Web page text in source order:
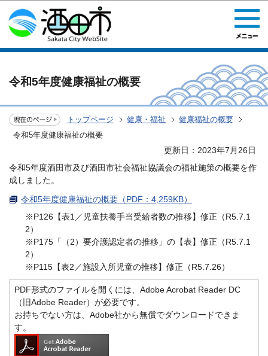
このページの本文へ移動
令和5年度健康福祉の概要
トップページ 健康・福祉
健康福祉の概要
令和5年度健康福祉の概要
更新日：2023年7月26日
令和5年度酒田市及び酒田市社会福祉協議会の福祉施策の概要を作
成しました。
令和5年度健康福祉の概要（PDF：4,259KB）
※P126【表1／児童扶養手当受給者数の推移】修正（R5.7.1
2）
※P175「（2）要介護認定者の推移」の【表】修正（R5.7.1
2）
※P115【表2／施設入所児童の推移】修正（R5.7.26）
PDF形式のファイルを開くには、Adobe Acrobat Reader DC
（旧Adobe Reader）が必要です。
お持ちでない方は、Adobe社から無償でダウンロードできま
す。